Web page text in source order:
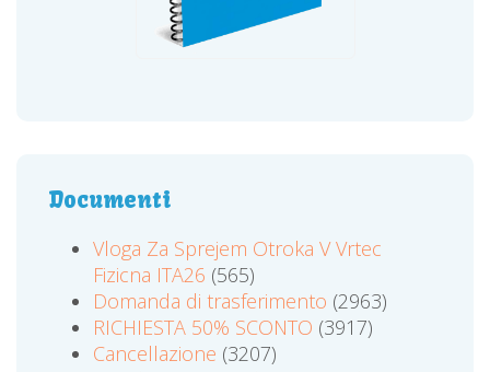
Documenti
Vloga Za Sprejem Otroka V Vrtec
Fizicna ITA26 (565)
Domanda di trasferimento (2963)
RICHIESTA 50% SCONTO (3917)
Cancellazione (3207)